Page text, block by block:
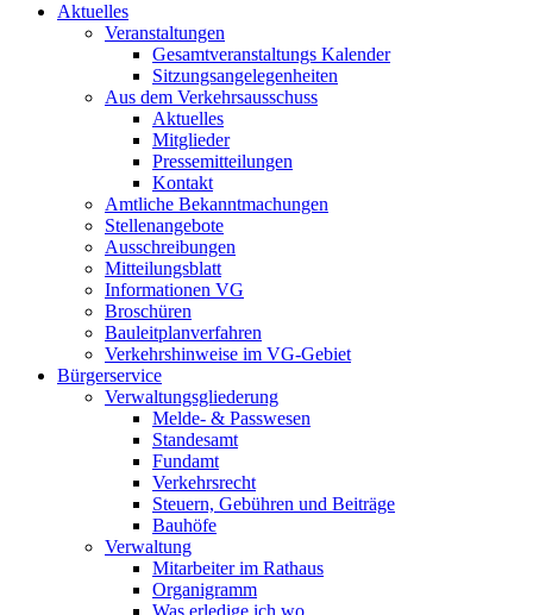
Aktuelles
Veranstaltungen
Gesamtveranstaltungs Kalender
Sitzungsangelegenheiten
Aus dem Verkehrsausschuss
Aktuelles
Mitglieder
Pressemitteilungen
Kontakt
Amtliche Bekanntmachungen
Stellenangebote
Ausschreibungen
Mitteilungsblatt
Informationen VG
Broschüren
Bauleitplanverfahren
Verkehrshinweise im VG-Gebiet
Bürgerservice
Verwaltungsgliederung
Melde- & Passwesen
Standesamt
Fundamt
Verkehrsrecht
Steuern, Gebühren und Beiträge
Bauhöfe
Verwaltung
Mitarbeiter im Rathaus
Organigramm
Was erledige ich wo